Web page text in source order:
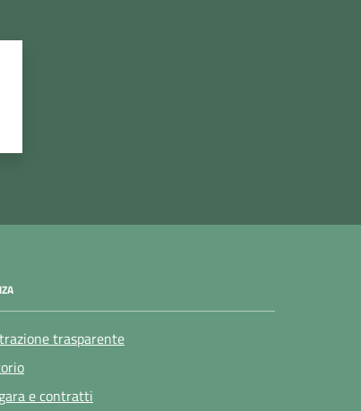
trasparente
e contratti